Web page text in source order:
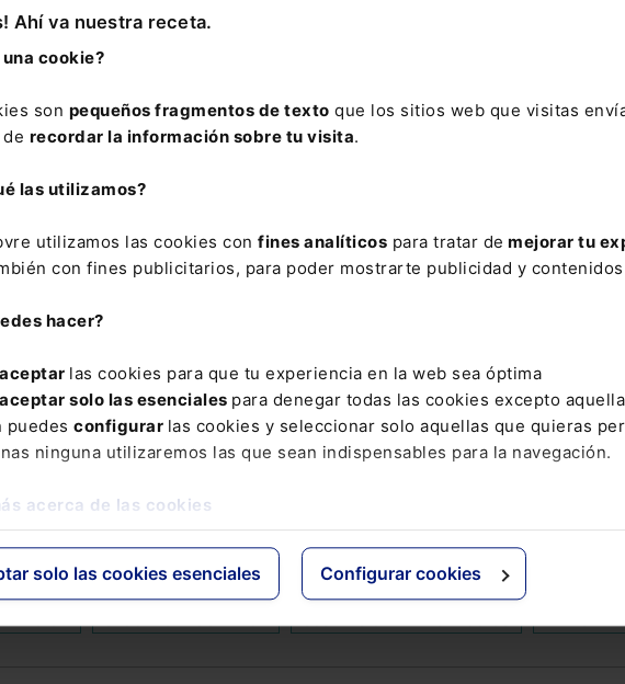
Ahí va nuestra receta.
una cookie?
son pequeños fragmentos de texto que los sitios web que visitas
recordar la información sobre tu visita.
las utilizamos?
utilizamos las cookies con fines analíticos para tratar de mejorar tu
con fines publicitarios, para poder mostrarte publicidad y
hacer?
aceptar las cookies para que tu experiencia en la web sea óptima
aceptar solo las esenciales para denegar todas las cookies excepto
puedes configurar las cookies y seleccionar solo aquellas que quieras
ninguna utilizaremos las que sean indispensables para la navegación.
acerca de las cookies
solo las cookies esenciales Configurar cookies
los daños causados
del funcionamiento
El TS establece
indemnización
ElDerecho.com
INTERESAR
BENITEZ C-629/17
ON ONLINE SALES PLATFORM PLATAFORMAS TECNOLÓGICAS
SEGUNDO PROGENITOR SUSPENSIÓN DE DESHAUCIOS TERESA-